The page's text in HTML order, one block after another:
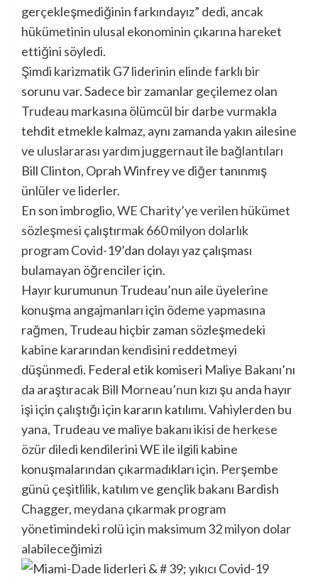
gerçekleşmediğinin farkındayız” dedi, ancak
hükümetinin ulusal ekonominin çıkarına hareket
ettiğini söyledi.
Şimdi karizmatik G7 liderinin elinde farklı bir
sorunu var. Sadece bir zamanlar geçilemez olan
Trudeau markasına ölümcül bir darbe vurmakla
tehdit etmekle kalmaz, aynı zamanda yakın ailesine
ve uluslararası yardım juggernautile bağlantıları
Bill Clinton, Oprah Winfrey ve diğer tanınmış
ünlüler ve liderler.
En son imbroglio,WE Charity’ye verilen hükümet
sözleşmesi çalıştırmak660 milyon dolarlık
programCovid-19’dan dolayı yaz çalışması
bulamayan öğrenciler için.
Hayır kurumunun Trudeau’nun aile üyelerine
konuşma angajmanları için ödeme yapmasına
rağmen, Trudeau hiçbir zaman sözleşmedeki
kabine kararından kendisini reddetmeyi
düşünmedi. Federal etik komiseri Maliye Bakanı’nı
da araştıracak Bill Morneau’nun kızı şu anda hayır
işi için çalıştığı için kararın katılımı. Vahiylerden bu
yana, Trudeau ve maliye bakanıikisi de herkese
özür diledi kendilerini WE ile ilgili kabine
konuşmalarından çıkarmadıkları için. Perşembe
günü çeşitlilik, katılım ve gençlik bakanı Bardish
Chagger, meydana çıkarmakprogram
yönetimindeki rolü için maksimum 32 milyon dolar
alabileceğimizi